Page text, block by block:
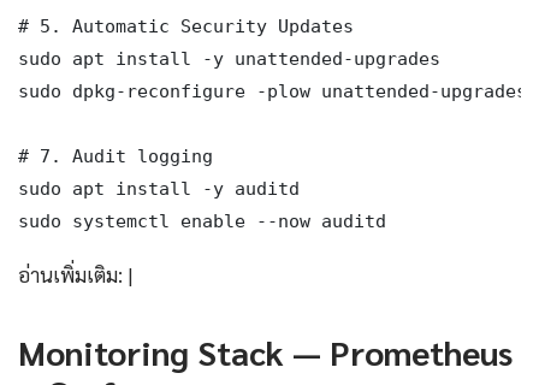
# 5. Automatic Security Updates
sudo apt install -y unattended-upgrades
sudo dpkg-reconfigure -plow unattended-upgrades
# 7. Audit logging
sudo apt install -y auditd
sudo systemctl enable --now auditd
อ่านเพิ่มเติม: |
Monitoring Stack — Prometheus